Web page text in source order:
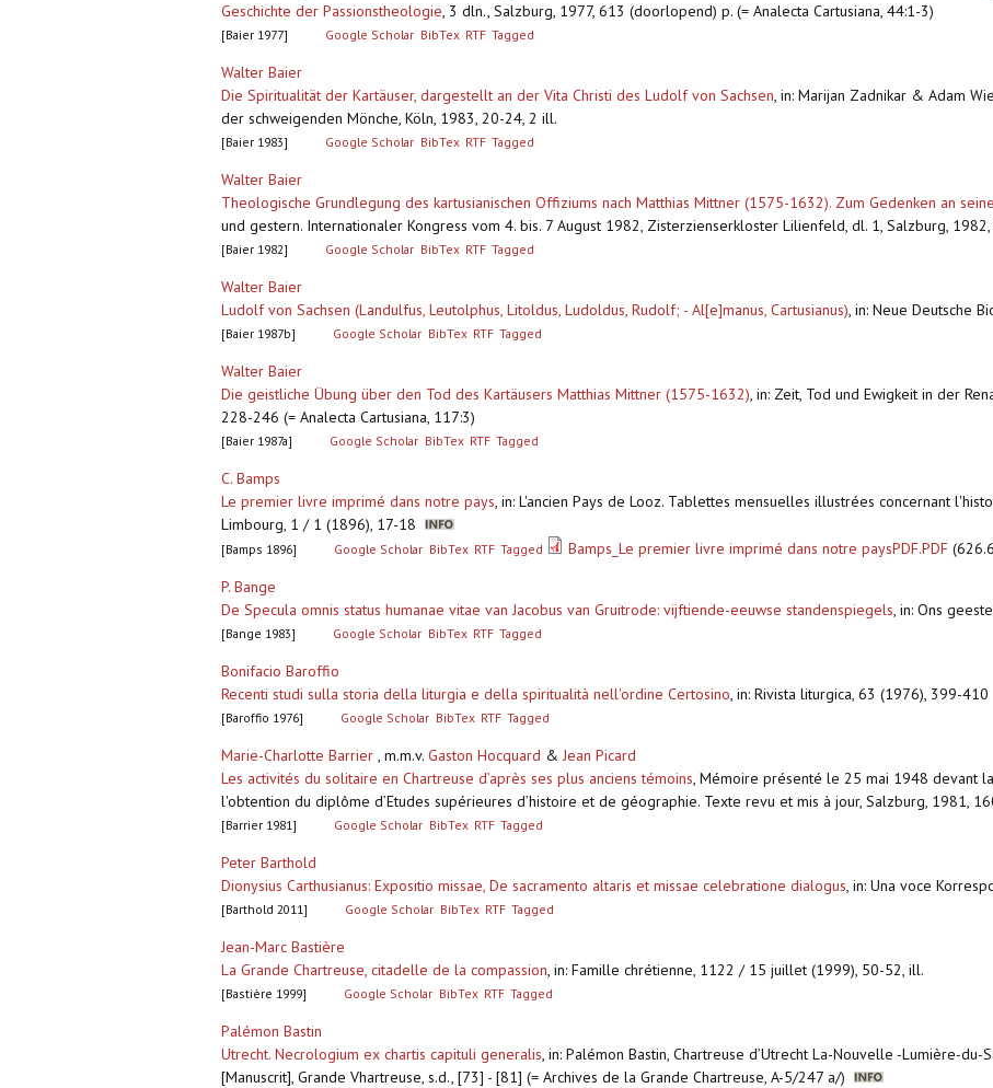
Geschichte der Passionstheologie, 3 dln., Salzburg, 1977, 613 (doorlopend) p. (= Analecta Cartusiana, 44:1-3)
[Baier 1977] Google Scholar BibTex RTF Tagged
Walter Baier
Die Spiritualität der Kartäuser, dargestellt an der Vita Christi des Ludolf von Sachsen, in: Marijan Zadnikar & Adam
der schweigenden Mönche, Köln, 1983, 20-24, 2 ill.
[Baier 1983] Google Scholar BibTex RTF Tagged
Walter Baier
Theologische Grundlegung des kartusianischen Offiziums nach Matthias Mittner (1575-1632). Zum Gedenken an
und gestern. Internationaler Kongress vom 4. bis. 7 August 1982, Zisterzienserkloster Lilienfeld, dl. 1, Salzburg,
[Baier 1982] Google Scholar BibTex RTF Tagged
Walter Baier
Ludolf von Sachsen (Landulfus, Leutolphus, Litoldus, Ludoldus, Rudolf; - Al[e]manus, Cartusianus), in: Neue Deutsche
[Baier 1987b] Google Scholar BibTex RTF Tagged
Walter Baier
Die geistliche Übung über den Tod des Kartäusers Matthias Mittner (1575-1632), in: Zeit, Tod und Ewigkeit in der
228-246 (= Analecta Cartusiana, 117:3)
[Baier 1987a] Google Scholar BibTex RTF Tagged
C. Bamps
Le premier livre imprimé dans notre pays, in: L'ancien Pays de Looz. Tablettes mensuelles illustrées concernant
Limbourg, 1 / 1 (1896), 17-18
[Bamps 1896] Google Scholar BibTex RTF Tagged Bamps_Le premier livre imprimé dans notre paysPDF.PDF
P. Bange
De Specula omnis status humanae vitae van Jacobus van Gruitrode: vijftiende-eeuwse standenspiegels, in: Ons
[Bange 1983] Google Scholar BibTex RTF Tagged
Bonifacio Baroffio
Recenti studi sulla storia della liturgia e della spiritualità nell'ordine Certosino, in: Rivista liturgica, 63 (1976), 399-410
[Baroffio 1976] Google Scholar BibTex RTF Tagged
Marie-Charlotte Barrier , m.m.v. Gaston Hocquard & Jean Picard
Les activités du solitaire en Chartreuse d’après ses plus anciens témoins, Mémoire présenté le 25 mai 1948 devant
l'obtention du diplôme d’Etudes supérieures d’histoire et de géographie. Texte revu et mis à jour, Salzburg, 1981,
[Barrier 1981] Google Scholar BibTex RTF Tagged
Peter Barthold
Dionysius Carthusianus: Expositio missae, De sacramento altaris et missae celebratione dialogus, in: Una voce
[Barthold 2011] Google Scholar BibTex RTF Tagged
Jean-Marc Bastière
La Grande Chartreuse, citadelle de la compassion, in: Famille chrétienne, 1122 / 15 juillet (1999), 50-52, ill.
[Bastière 1999] Google Scholar BibTex RTF Tagged
Palémon Bastin
Utrecht. Necrologium ex chartis capituli generalis, in: Palémon Bastin, Chartreuse d’Utrecht La-Nouvelle -Lumière-du-
[Manuscrit], Grande Vhartreuse, s.d., [73] - [81] (= Archives de la Grande Chartreuse, A-5/247 a/)